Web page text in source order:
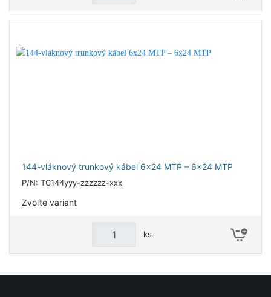
144-vláknový trunkový kábel 6x24 MTP – 6x24 MTP
P/N: TC144yyy-zzzzzz-xxx
Zvoľte variant
ks